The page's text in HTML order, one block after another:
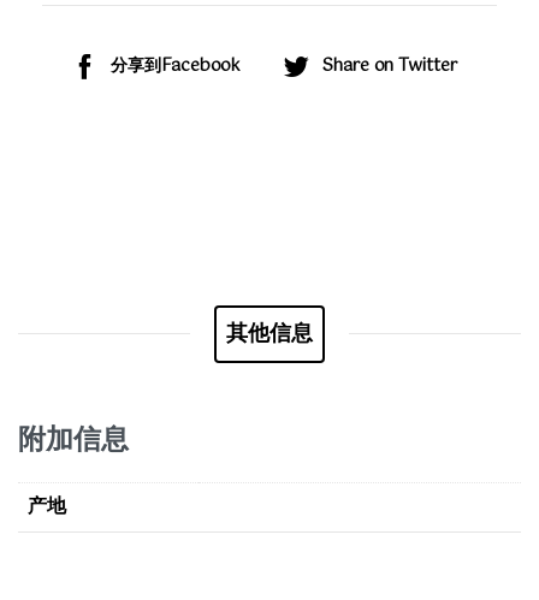
分享到Facebook Share on Twitter
其他信息
附加信息
产地